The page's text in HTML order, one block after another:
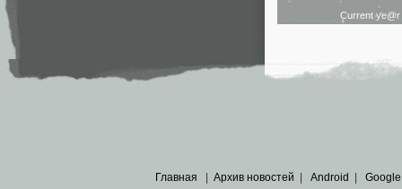
Current ye@r
Главная Архив новостей Android Google